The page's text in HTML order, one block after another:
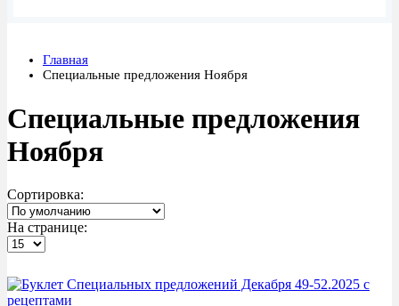
Главная
Специальные предложения Ноября
Специальные предложения
Ноября
Сортировка:
На странице: